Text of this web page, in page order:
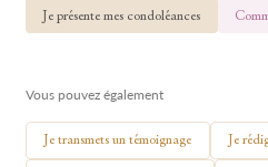
Je présente mes condoléances
Vous pouvez également
Je transmets un témoignage Je